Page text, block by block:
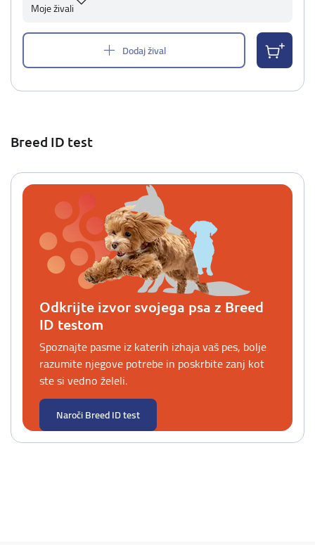
Moje živali
Dodaj žival
Breed ID test
Odkrijte izvor svojega psa z Breed
ID testom
Spoznajte pasme iz katerih izhaja vaš pes, bolje
razumite njegove potrebe in poskrbite zanj kot
ste si vedno želeli.
Naroči Breed ID test